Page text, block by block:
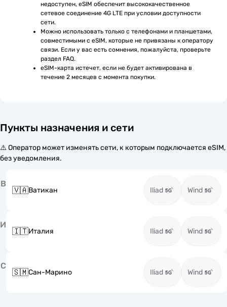
недоступен, eSIM обеспечит высококачественное
сетевое соединение 4G LTE при условии доступности
сети.
Можно использовать только с телефонами и планшетами,
совместимыми с eSIM, которые не привязаны к оператору
связи. Если у вас есть сомнения, пожалуйста, проверьте
раздел FAQ.
eSIM-карта истечет, если не будет активирована в
течение 2 месяцев с момента покупки.
Пункты назначения и сети
⚠️ Оператор может изменять сети, к которым подключается eSIM,
без уведомления.
В
🇻🇦Ватикан Iliad Wind
И
🇮🇹Италия Iliad Wind
С
🇸🇲Сан-Марино Iliad Wind